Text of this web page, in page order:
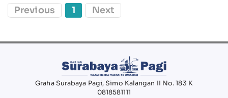
Previous 1 Next
Graha Surabaya Pagi, Simo Kalangan II No. 183 K
0818581111